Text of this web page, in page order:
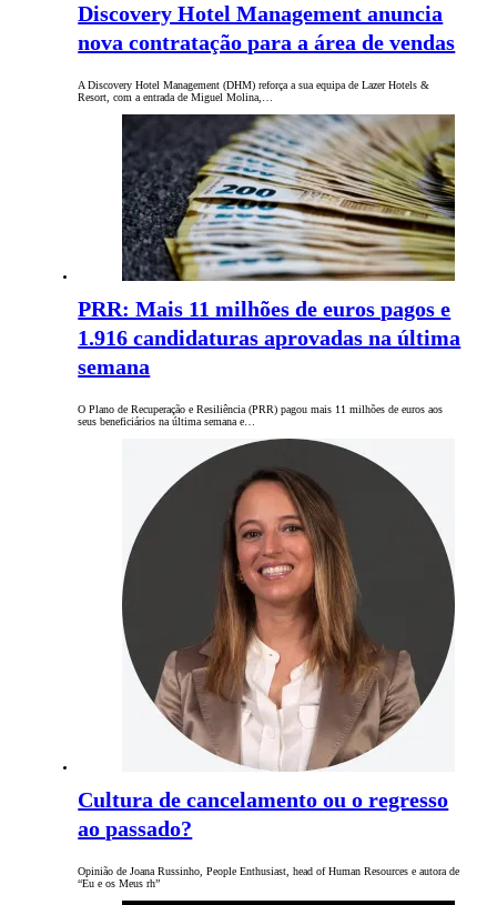
Discovery Hotel Management anuncia
nova contratação para a área de vendas
A Discovery Hotel Management (DHM) reforça a sua equipa de Lazer Hotels &
Resort, com a entrada de Miguel Molina,…
PRR: Mais 11 milhões de euros pagos e
1.916 candidaturas aprovadas na última
semana
O Plano de Recuperação e Resiliência (PRR) pagou mais 11 milhões de euros aos
seus beneficiários na última semana e…
Cultura de cancelamento ou o regresso
ao passado?
Opinião de Joana Russinho, People Enthusiast, head of Human Resources e autora de
“Eu e os Meus rh”